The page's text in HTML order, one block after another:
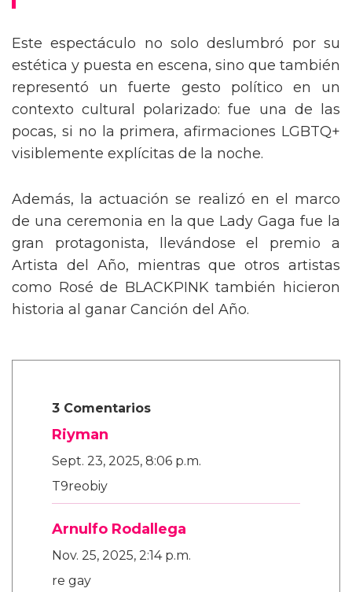
Este espectáculo no solo deslumbró por su
estética y puesta en escena, sino que también
representó un fuerte gesto político en un
contexto cultural polarizado: fue una de las
pocas, si no la primera, afirmaciones LGBTQ+
visiblemente explícitas de la noche.
Además, la actuación se realizó en el marco
de una ceremonia en la que Lady Gaga fue la
gran protagonista, llevándose el premio a
Artista del Año, mientras que otros artistas
como Rosé de BLACKPINK también hicieron
historia al ganar Canción del Año.
3 Comentarios
Riyman
Sept. 23, 2025, 8:06 p.m.
T9reobiy
Arnulfo Rodallega
Nov. 25, 2025, 2:14 p.m.
re gay